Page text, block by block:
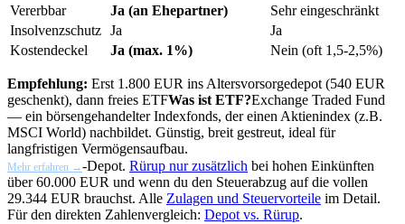
Vererbbar
Ja (an Ehepartner)
Sehr eingeschränkt
Insolvenzschutz Ja
Ja
Kostendeckel
Ja (max. 1%) Nein (oft 1,5-2,5%)
Empfehlung: Erst 1.800 EUR ins Altersvorsorgedepot (540 EUR
geschenkt), dann freies ETFWas ist ETF?Exchange Traded Fund
— ein börsengehandelter Indexfonds, der einen Aktienindex (z.B.
MSCI World) nachbildet. Günstig, breit gestreut, ideal für
langfristigen Vermögensaufbau.
Mehr erfahren →-Depot. Rürup nur zusätzlich bei hohen Einkünften
über 60.000 EUR und wenn du den Steuerabzug auf die vollen
29.344 EUR brauchst. Alle Zulagen und Steuervorteile im Detail.
Für den direkten Zahlenvergleich: Depot vs. Rürup.